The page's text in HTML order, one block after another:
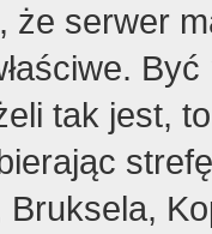
że serwer
tak jest,